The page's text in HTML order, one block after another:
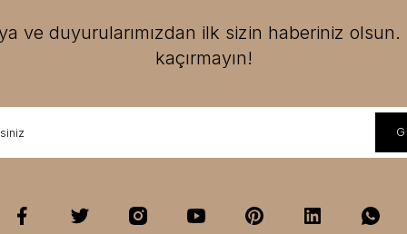
ve duyurularımızdan ilk sizin haberiniz olsun.
kaçırmayın!